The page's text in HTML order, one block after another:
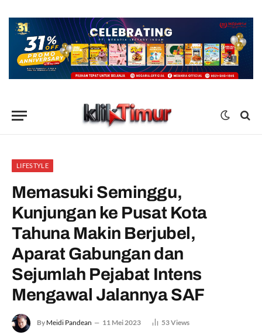
LIFESTYLE
Memasuki Seminggu,
Kunjungan ke Pusat Kota
Tahuna Makin Berjubel,
Aparat Gabungan dan
Sejumlah Pejabat Intens
Mengawal Jalannya SAF
By Meidi Pandean 11 Mei 2023 53Views